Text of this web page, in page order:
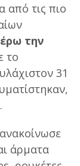
από τις πιο
την
το
31
άρματα